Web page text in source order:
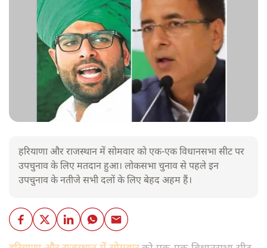
हरियाणा और राजस्‍थान में सोमवार को एक-एक विधानसभा सीट पर
उपचुनाव के लिए मतदान हुआ। लोकसभा चुनाव से पहले इन
उपचुनाव के नतीजे सभी दलों के लिए बेहद अहम हैं।